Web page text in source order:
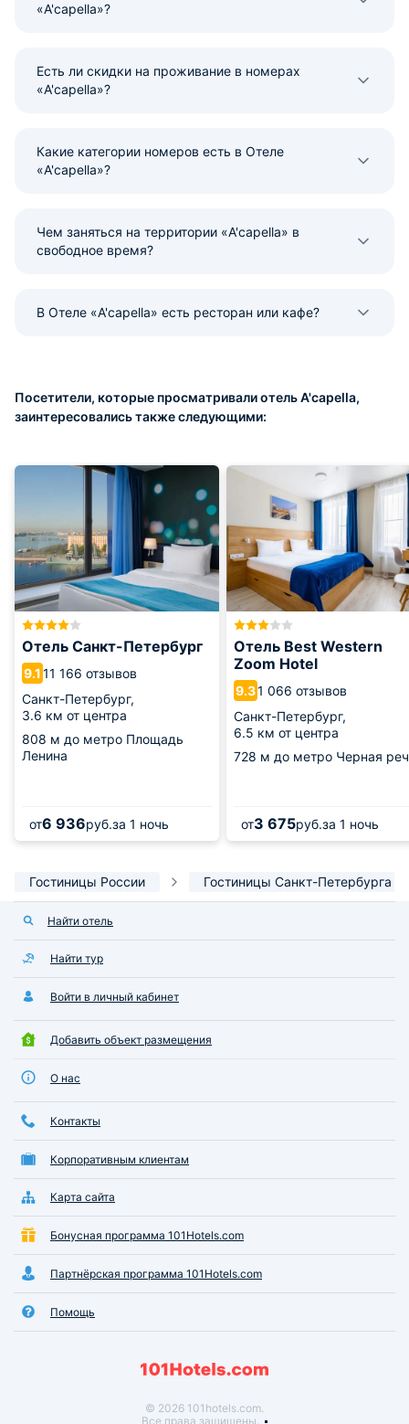
«A'capella»?
Есть ли скидки на проживание в номерах
«A'capella»?
Какие категории номеров есть в Отеле
«A'capella»?
Чем заняться на территории «A'capella» в
свободное время?
В Отеле «A'capella» есть ресторан или кафе?
Посетители, которые просматривали отель A'capella,
заинтересовались также следующими:
Отель Санкт-Петербург
9.111 166 отзывов
Санкт-Петербург,
3.6 км от центра
808 м до метро Площадь
Ленина
от6 936руб.за 1 ночь
Отель Best Western
Zoom Hotel
9.31 066 отзывов
Санкт-Петербург,
6.5 км от центра
728 м до метро Черная
от3 675руб.за 1 ночь
Гостиницы России Гостиницы Санкт-Петербурга
Найти отель
Найти тур
Войти в личный кабинет
Добавить объект размещения
О нас
Контакты
Корпоративным клиентам
Карта сайта
Бонусная программа 101Hotels.com
Партнёрская программа 101Hotels.com
Помощь
© 2026 101hotels.com.
Все права защищены.